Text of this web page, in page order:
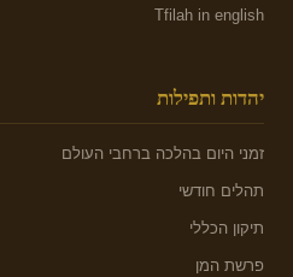
Tfilah in english
יהדות ותפילות
זמני היום בהלכה ברחבי העולם
תהלים חודשי
תיקון הכללי
פרשת המן